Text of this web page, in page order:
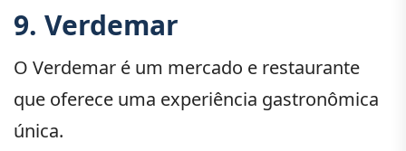
9. Verdemar
O Verdemar é um mercado e restaurante
que oferece uma experiência gastronômica
única.